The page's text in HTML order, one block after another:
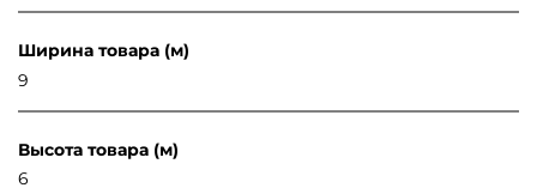
Ширина товара (м)
9
Высота товара (м)
6